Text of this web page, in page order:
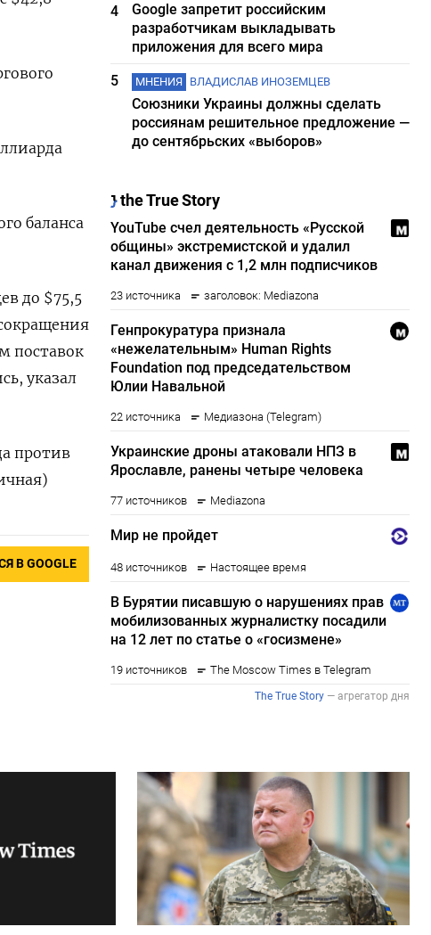
баланса
до $75,5
поставок
указал
против
В GOOGLE
4
Google запретит российским
разработчикам выкладывать
приложения для всего мира
5
МНЕНИЯ ВЛАДИСЛАВ ИНОЗЕМЦЕВ
Союзники Украины должны сделать
россиянам решительное предложение —
до сентябрьских «выборов»